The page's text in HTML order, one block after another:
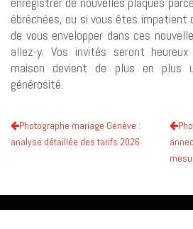
ébréchées, ou si vous êtes impatient
de vous envelopper dans ces
allez-y. Vos invités seront heureux
maison devient de plus en plus
générosité.
Photographe mariage Genève :
analyse détaillée des tarifs 2026